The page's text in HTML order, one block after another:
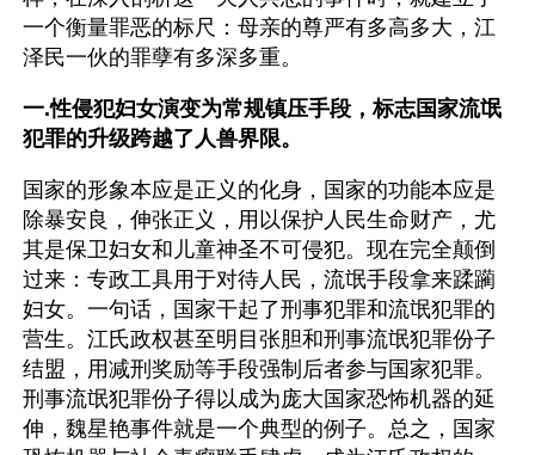
一个衡量罪恶的标尺：母亲的尊严有多高多大，江
泽民一伙的罪孽有多深多重。
一.性侵犯妇女演变为常规镇压手段，标志国家流氓
犯罪的升级跨越了人兽界限。
国家的形象本应是正义的化身，国家的功能本应是
除暴安良，伸张正义，用以保护人民生命财产，尤
其是保卫妇女和儿童神圣不可侵犯。现在完全颠倒
过来：专政工具用于对待人民，流氓手段拿来蹂躏
妇女。一句话，国家干起了刑事犯罪和流氓犯罪的
营生。江氏政权甚至明目张胆和刑事流氓犯罪份子
结盟，用减刑奖励等手段强制后者参与国家犯罪。
刑事流氓犯罪份子得以成为庞大国家恐怖机器的延
伸，魏星艳事件就是一个典型的例子。总之，国家